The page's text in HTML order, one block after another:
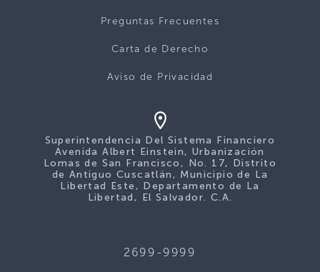
Preguntas Frecuentes
Carta de Derecho
Aviso de Privacidad
Superintendencia Del Sistema Financiero
Avenida Albert Einstein, Urbanización
Lomas de San Francisco, No. 17, Distrito
de Antiguo Cuscatlán, Municipio de La
Libertad Este, Departamento de La
Libertad, El Salvador. C.A.
2699-9999